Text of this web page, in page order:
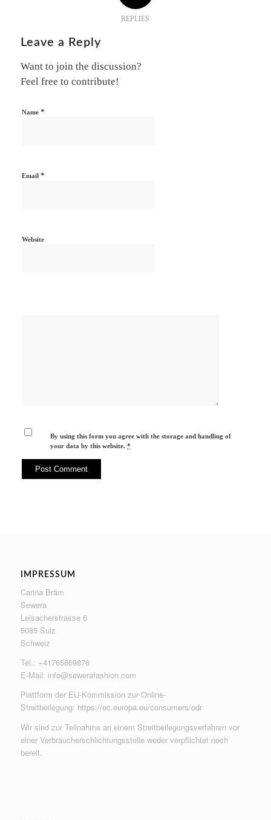
REPLIES
Leave a Reply
Want to join the discussion?
Feel free to contribute!
Name *
Email *
Website
By using this form you agree with the storage and handling of
your data by this website.*
IMPRESSUM
Carina Bräm
Sewera
Leisacherstrasse 6
5085 Sulz
Schweiz
Tel.: +41765869876
E-Mail: info@sewerafashion.com
Plattform der EU-Kommission zur Online-
Streitbeilegung: https://ec.europa.eu/consumers/odr
Wir sind zur Teilnahme an einem Streitbeilegungsverfahren vor
einer Verbraucherschlichtungsstelle weder verpflichtet noch
bereit.